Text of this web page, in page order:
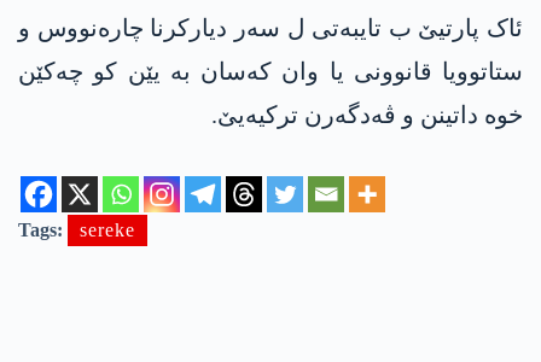
ئاک پارتیێ ب تایبەتی ل سەر دیارکرنا چارەنووس و
ستاتوویا قانوونی یا وان کەسان بە یێن کو چەکێن
خوە داتینن و ڤەدگەرن ترکیەیێ.
Tags: sereke